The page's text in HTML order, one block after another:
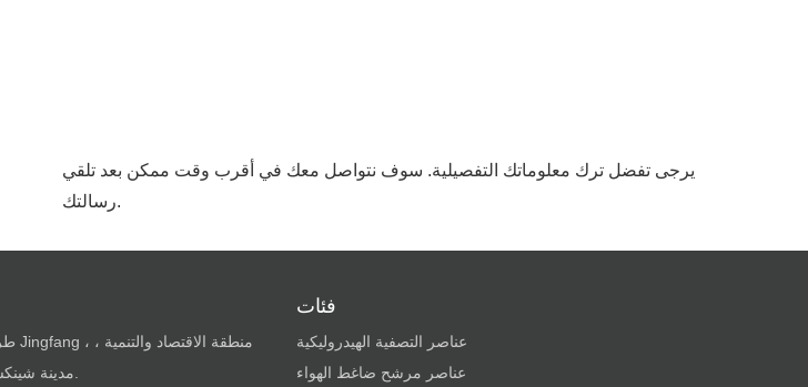
يرجى تفضل ترك معلوماتك التفصيلية. سوف نتواصل معك في أقرب وقت ممكن بعد تلقي
رسالتك.
فئات
عناصر التصفية الهيدروليكية
عناصر مرشح ضاغط الهواء